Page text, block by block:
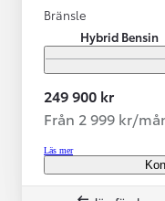
Bränsle
Hybrid Bensin
249 900 kr
Från 2 999 kr/
Läs mer